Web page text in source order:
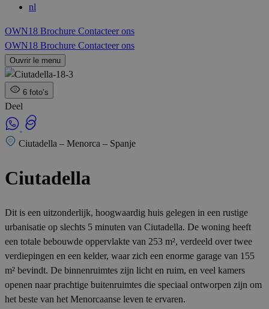
nl
OWN18 Brochure Contacteer ons
OWN18 Brochure Contacteer ons
Ouvrir le menu
6 foto’s
Deel
Ciutadella – Menorca – Spanje
Ciutadella
Dit is een uitzonderlijk, hoogwaardig huis gelegen in een rustige
urbanisatie op slechts 5 minuten van Ciutadella. De woning heeft
een totale bebouwde oppervlakte van 253 m², verdeeld over twee
verdiepingen en een kelder, waar zich een enorme garage van 155
m² bevindt. De binnenruimtes zijn licht en ruim, en veel kamers
openen naar prachtige buitenruimtes die speciaal ontworpen zijn om
het beste van het Menorcaanse leven te ervaren.